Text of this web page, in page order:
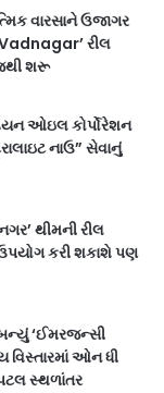
વારસાને ઉજાગર
રીલ
શરૂ
ઓઇલ કોર્પોરેશન
નાઉ” સેવાનું
થીમની રીલ
કરી શકાશે પણ
‘ઈમરજન્સી
વિસ્તારમાં ઓન ધી
સ્થળાંતર